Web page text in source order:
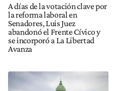
A días de la votación clave por
la reforma laboral en
Senadores, Luis Juez
abandonó el Frente Cívico y
se incorporó a La Libertad
Avanza